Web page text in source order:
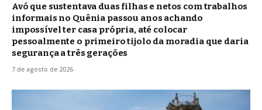
Avó que sustentava duas filhas e netos com trabalhos
informais no Quênia passou anos achando
impossível ter casa própria, até colocar
pessoalmente o primeiro tijolo da moradia que daria
segurança a três gerações
7 de agosto de 2026